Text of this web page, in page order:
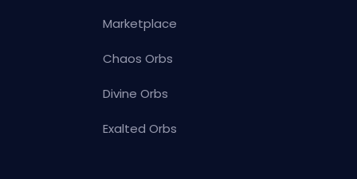
Marketplace
Chaos Orbs
Divine Orbs
Exalted Orbs